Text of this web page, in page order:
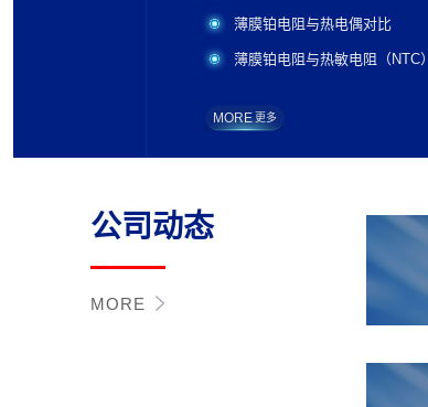
薄膜铂电阻与热电偶对比
薄膜铂电阻与热敏电阻（NTC）
MORE 更多
公司动态
MORE